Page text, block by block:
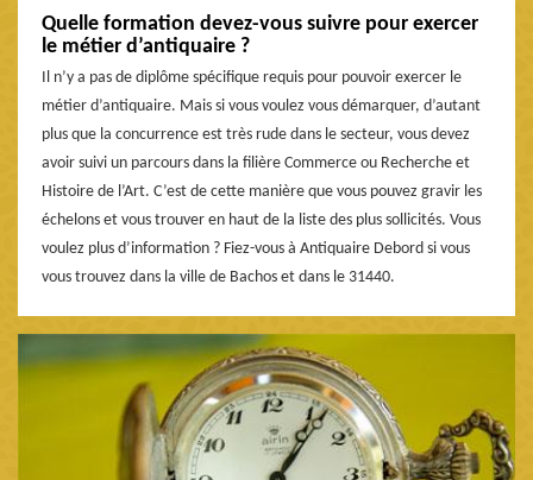
Quelle formation devez-vous suivre pour exercer
le métier d’antiquaire ?
Il n’y a pas de diplôme spécifique requis pour pouvoir exercer le
métier d’antiquaire. Mais si vous voulez vous démarquer, d’autant
plus que la concurrence est très rude dans le secteur, vous devez
avoir suivi un parcours dans la filière Commerce ou Recherche et
Histoire de l’Art. C’est de cette manière que vous pouvez gravir les
échelons et vous trouver en haut de la liste des plus sollicités. Vous
voulez plus d’information ? Fiez-vous à Antiquaire Debord si vous
vous trouvez dans la ville de Bachos et dans le 31440.